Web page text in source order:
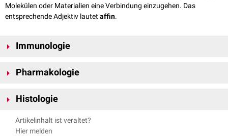
Molekülen oder Materialien eine Verbindung einzugehen. Das
entsprechende Adjektiv lautetaffin.
Immunologie
Fähigkeit vonAntikörpern
Pharmakologie
Bindungspräferenz von
Rezeptorenoder Zielmoleküle
Histologie
Histologie beschreibt der Begriff der Affinität die Eigenschaft
Farbstoffe
Artikelinhalt ist veraltet?
Hier melden